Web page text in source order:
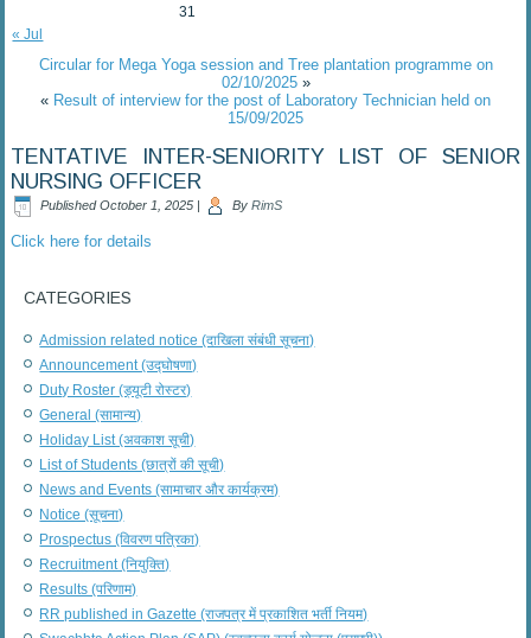
31
« Jul
Circular for Mega Yoga session and Tree plantation programme on
02/10/2025»
« Result of interview for the post of Laboratory Technician held on
15/09/2025
TENTATIVE INTER-SENIORITY LIST OF SENIOR
NURSING OFFICER
Published October 1, 2025 | By RimS
Click here for details
CATEGORIES
Admission related notice (दाखिला संबंधी सूचना)
Announcement (उद्घोषणा)
Duty Roster (ड्यूटी रोस्टर)
General (सामान्य)
Holiday List (अवकाश सूची)
List of Students (छात्रों की सूची)
News and Events (सामाचार और कार्यक्रम)
Notice (सूचना)
Prospectus (विवरण पत्रिका)
Recruitment (नियुक्ति)
Results (परिणाम)
RR published in Gazette (राजपत्र में प्रकाशित भर्ती नियम)